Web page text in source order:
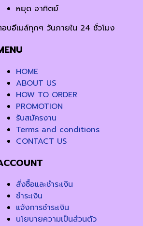
หยุด อาทิตย์
บอีเมล์ทุกๆ วันภายใน 24 ชั่วโมง
HOME
ABOUT US
HOW TO ORDER
PROMOTION
รับสมัครงาน
Terms and conditions
CONTACT US
สั่งซื้อและชำระเงิน
ชำระเงิน
แจ้งการชำระเงิน
นโยบายความเป็นส่วนตัว